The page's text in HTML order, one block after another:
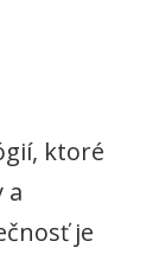
ktoré
a
je